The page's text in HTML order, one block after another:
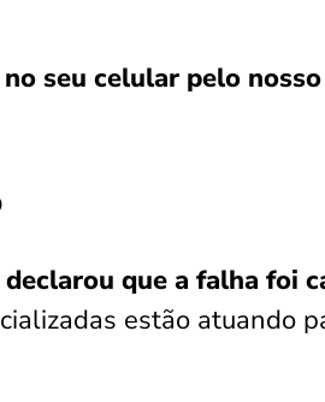
seu celular pelo nosso
declarou que a falha foi
estão atuando